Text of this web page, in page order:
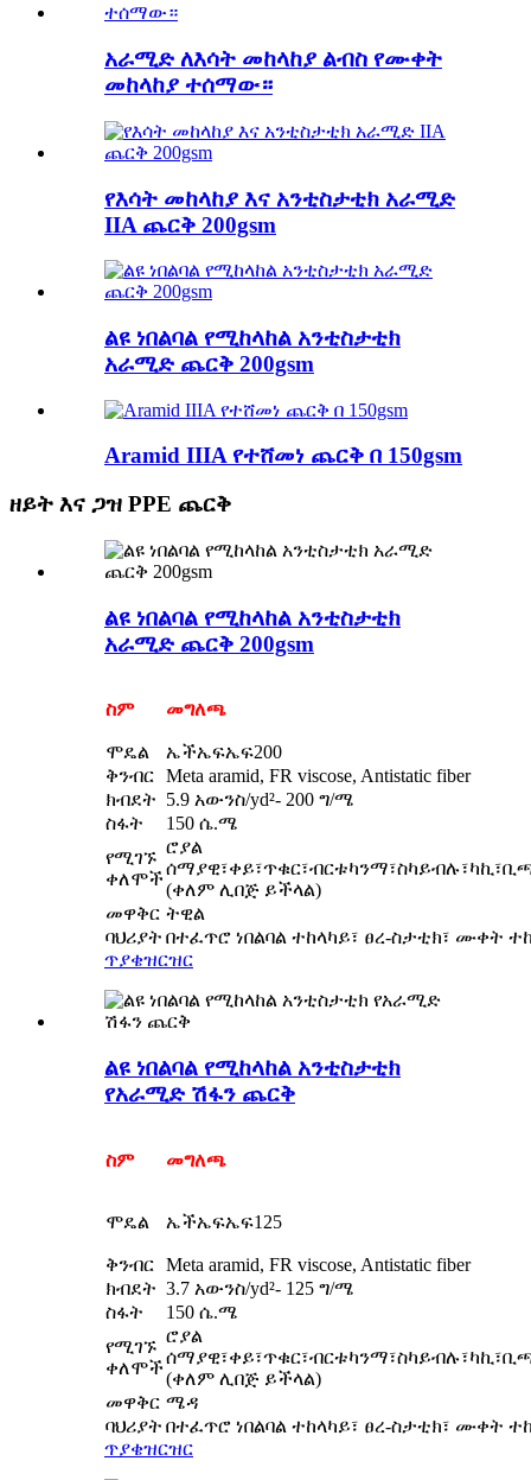
አራሚድ ለእሳት መከላከያ ልብስ የሙቀት
መከላከያ ተሰማው።
የእሳት መከላከያ እና አንቲስታቲክ አራሚድ
IIA ጨርቅ 200gsm
ልዩ ነበልባል የሚከላከል አንቲስታቲክ
አራሚድ ጨርቅ 200gsm
Aramid IIIA የተሸመነ ጨርቅ በ 150gsm
ዘይት እና ጋዝ PPE ጨርቅ
ልዩ ነበልባል የሚከላከል አንቲስታቲክ
አራሚድ ጨርቅ 200gsm
ስም መግለጫ
ሞዴል
ኤችኤፍኤፍ200
ቅንብር Meta aramid, FR viscose, Antistatic fiber
ክብደት 5.9 አውንስ/yd²- 200 ግ/ሜ
ስፋት
150 ሴ.ሜ
የሚገኙ
ቀለሞች
ሮያል
(ቀለም ሊበጅ ይችላል)
መዋቅር ትዊል
ባህሪያት በተፈጥሮ ነበልባል ተከላካይ፣ ፀረ-ስታቲክ፣ ሙቀት
ጥያቄዝርዝር
ልዩ ነበልባል የሚከላከል አንቲስታቲክ
የአራሚድ ሽፋን ጨርቅ
ስም መግለጫ
ሞዴል ኤችኤፍኤፍ125
ቅንብር Meta aramid, FR viscose, Antistatic fiber
ክብደት 3.7 አውንስ/yd²- 125 ግ/ሜ
ስፋት
150 ሴ.ሜ
የሚገኙ
ቀለሞች
ሮያል
(ቀለም ሊበጅ ይችላል)
መዋቅር ሜዳ
ባህሪያት በተፈጥሮ ነበልባል ተከላካይ፣ ፀረ-ስታቲክ፣ ሙቀት
ጥያቄዝርዝር